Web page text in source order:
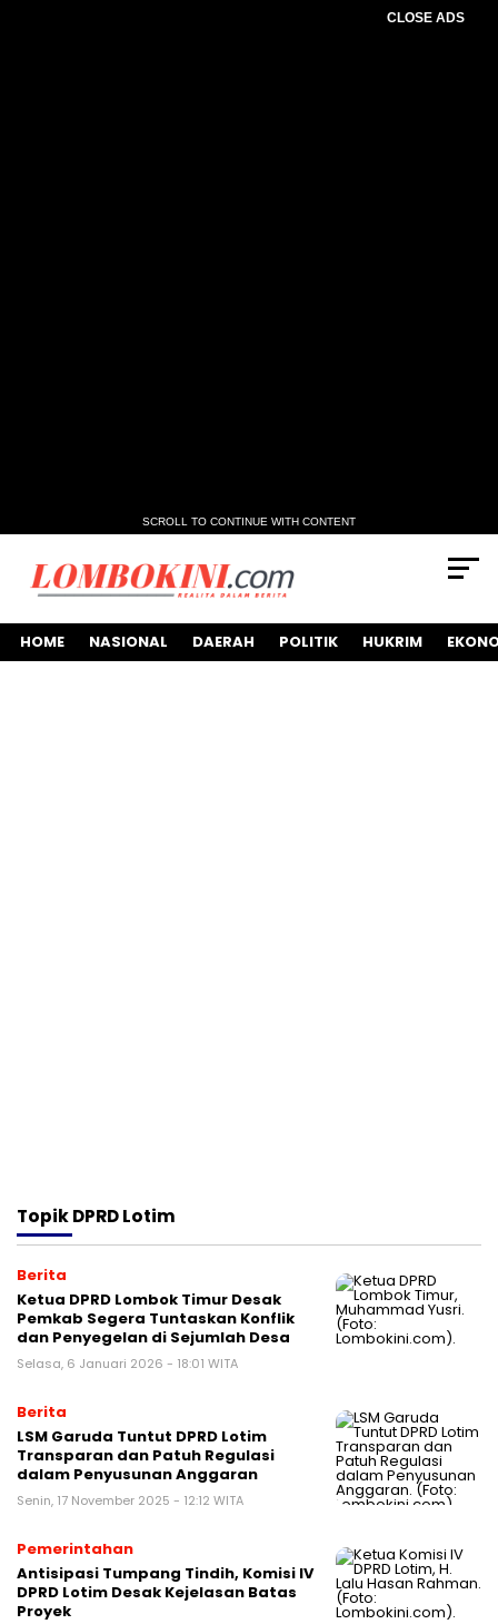
CLOSE ADS
SCROLL TO CONTINUE WITH CONTENT
HOME NASIONAL DAERAH POLITIK HUKRIM
TopikDPRD Lotim
Berita
Ketua DPRD Lombok Timur Desak
Pemkab Segera Tuntaskan Konflik
dan Penyegelan di Sejumlah Desa
Selasa, 6 Januari 2026 - 18:01 WITA
Berita
LSM Garuda Tuntut DPRD Lotim
Transparan dan Patuh Regulasi
dalam Penyusunan Anggaran
Senin, 17 November 2025 - 12:12 WITA
Pemerintahan
Antisipasi Tumpang Tindih, Komisi IV
DPRD Lotim Desak Kejelasan Batas
Proyek